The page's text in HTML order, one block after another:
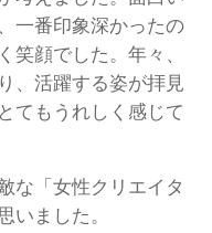
一番印象深かったの
笑顔でした。年々、
、活躍する姿が拝見
てもうれしく感じて
な「女性クリエイタ
いました。